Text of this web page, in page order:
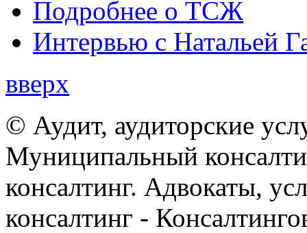
Подробнее о ТСЖ
Интервью с Натальей
вверх
© Аудит, аудиторские
Муниципальный
консалтинг. Адвокаты,
консалтинг -